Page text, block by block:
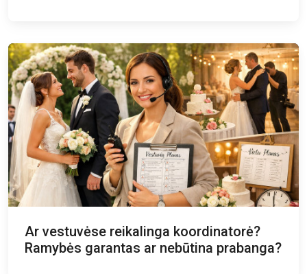
Ar vestuvėse reikalinga koordinatorė?
Ramybės garantas ar nebūtina prabanga?